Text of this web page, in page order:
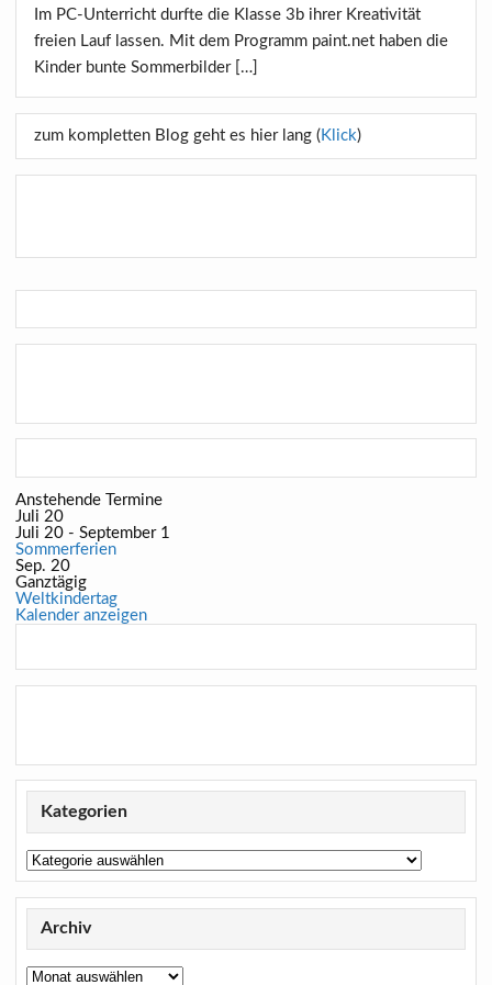
Im PC-Unterricht durfte die Klasse 3b ihrer Kreativität
freien Lauf lassen. Mit dem Programm paint.net haben die
Kinder bunte Sommerbilder […]
zum kompletten Blog geht es hier lang ( Klick)
Anstehende Termine
Juli 20
Juli 20- September 1
Sommerferien
Sep. 20
Ganztägig
Weltkindertag
Kalender anzeigen
Kategorien
Kategorien
Archiv
Archiv